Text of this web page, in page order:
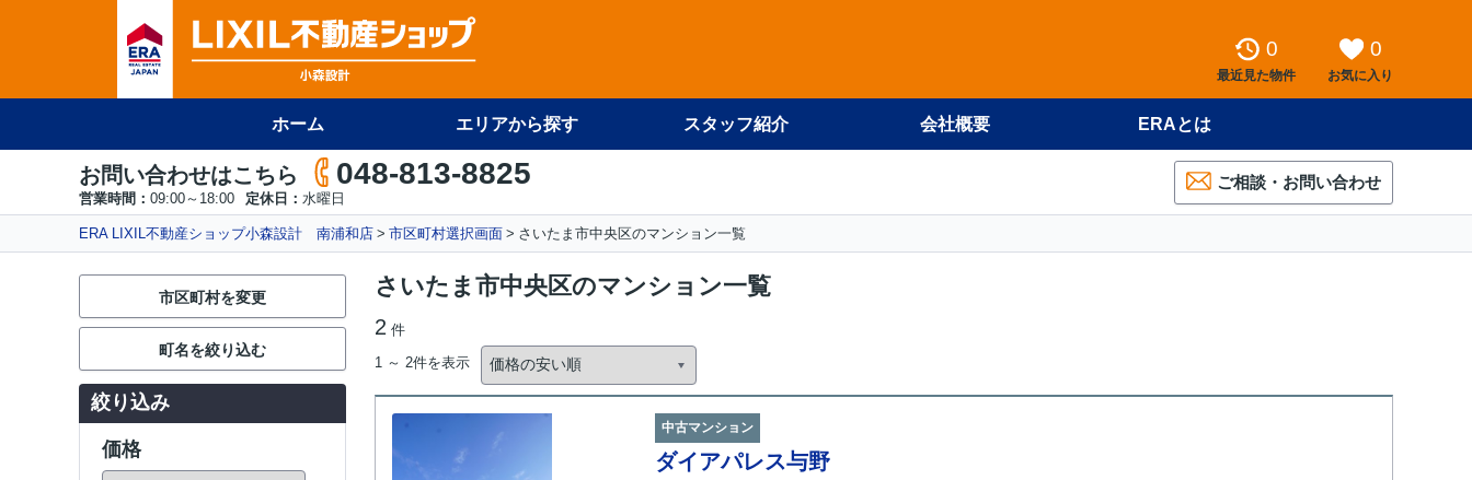
0
最近見た物件
0
お気に入り
ホーム エリアから探す スタッフ紹介 会社概要 ERAとは
お問い合わせはこちら 048-813-8825
営業時間： 09:00～18:00 定休日： 水曜日
ご相談・お問い合わせ
ERA LIXIL不動産ショップ小森設計 南浦和店 市区町村選択画面 さいたま市中央区のマンション一覧
さいたま市中央区のマンション一覧
2 件
1 ～ 2件を表示
中古マンション
ダイアパレス与野
市区町村を変更
町名を絞り込む
絞り込み
価格